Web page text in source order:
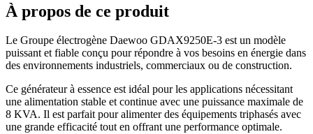
À propos de ce produit
Le Groupe électrogène Daewoo GDAX9250E-3 est un modèle
puissant et fiable conçu pour répondre à vos besoins en énergie dans
des environnements industriels, commerciaux ou de construction.
Ce générateur à essence est idéal pour les applications nécessitant
une alimentation stable et continue avec une puissance maximale de
8 KVA. Il est parfait pour alimenter des équipements triphasés avec
une grande efficacité tout en offrant une performance optimale.